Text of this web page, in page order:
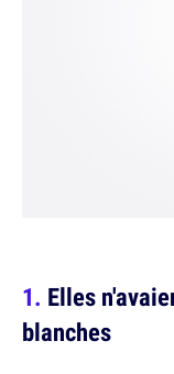
Elles
blanches